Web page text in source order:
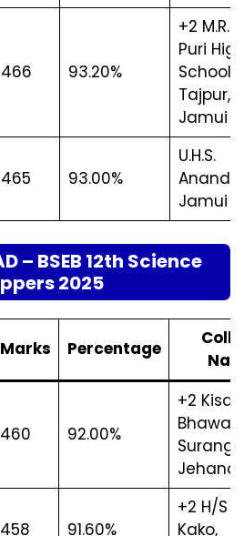
466 93.20%
+2 M.R.
Puri
School,
Tajpur,
Jamui
465 93.00%
U.H.S.
Jamui
– BSEB 12th Science
2025
Marks Percentage
460 92.00%
+2
458 91.60%
+2 H/S
Kako,